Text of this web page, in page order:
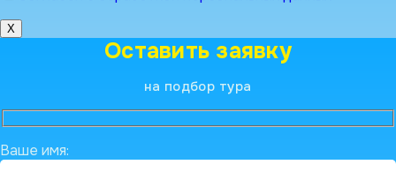
X
Оставить заявку
на подбор тура
Ваше имя: